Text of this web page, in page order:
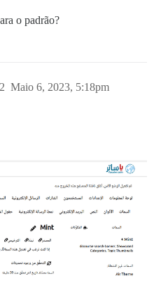
o padrão?
Maio 6, 2023, 5:18pm